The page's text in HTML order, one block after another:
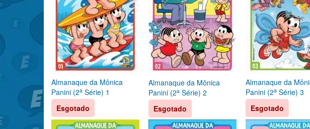
Almanaque da Mônica
Panini (2a Série) 1
Esgotado
Almanaque da Mônica
Panini (2a Série) 2
Esgotado
Almanaque da
Panini (2a Série) 3
Esgotado